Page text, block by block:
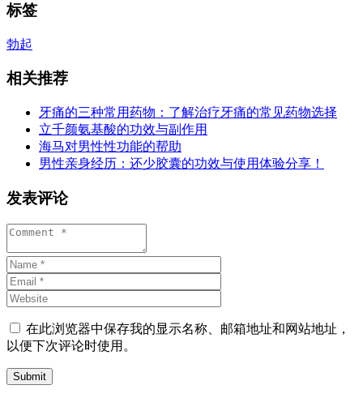
标签
勃起
相关推荐
牙痛的三种常用药物：了解治疗牙痛的常见药物选择
立千颜氨基酸的功效与副作用
海马对男性性功能的帮助
男性亲身经历：还少胶囊的功效与使用体验分享！
发表评论
在此浏览器中保存我的显示名称、邮箱地址和网站地址，
以便下次评论时使用。
Submit